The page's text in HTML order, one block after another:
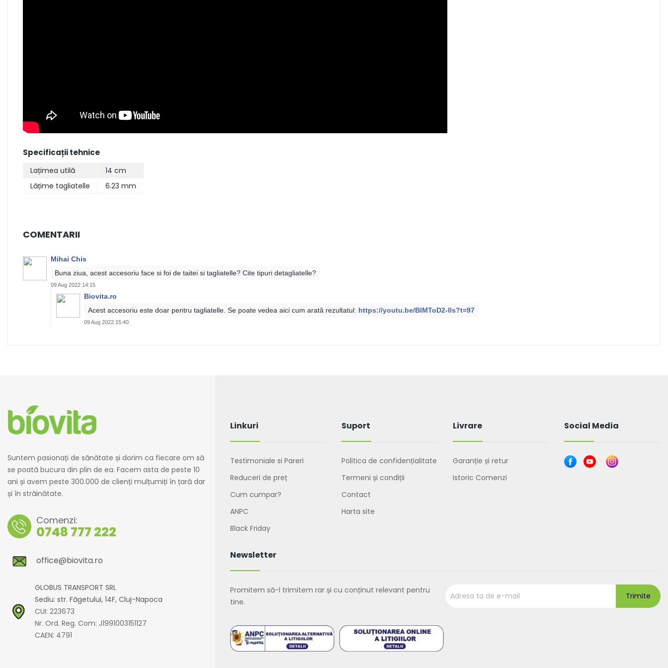
Specificații tehnice
Lațimea utilă
14 cm
Lățime tagliatelle
6.23 mm
COMENTARII
Mihai Chis
Buna ziua, acest accesoriu face si foi de taitei si tagliatelle? Cite tipuri detagliatelle?
09 Aug 2022 14:15
Biovita.ro
Acest accesoriu este doar pentru tagliatelle. Se poate vedea aici cum arată rezultatul: https://youtu.be/BIMToD2-Ils?t=97
09 Aug 2022 15:40
Suntem pasionați de sănătate și dorim ca fiecare om să
se poată bucura din plin de ea. Facem asta de peste 10
ani și avem peste 300.000 de clienți mulțumiți în țară dar
și în străinătate.
Comenzi:
0748 777 222
office@biovita.ro
GLOBUS TRANSPORT SRL
Sediu: str. Făgetului, 14F, Cluj-Napoca
CUI: 223673
Nr. Ord. Reg. Com: J1991003151127
CAEN: 4791
Linkuri
Testimoniale si Pareri
Reduceri de preț
Cum cumpar?
ANPC
Black Friday
Suport
Politica de confidențialitate
Termeni și condiții
Contact
Harta site
Livrare
Garanție și retur
Istoric Comenzi
Social Media
Newsletter
Promitem să-l trimitem rar și cu conținut relevant pentru
tine.